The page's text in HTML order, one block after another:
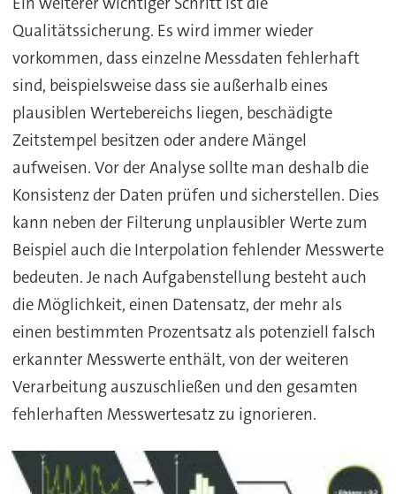
Qualitätssicherung. Es wird immer wieder
vorkommen, dass einzelne Messdaten fehlerhaft
sind, beispielsweise dass sie außerhalb eines
plausiblen Wertebereichs liegen, beschädigte
Zeitstempel besitzen oder andere Mängel
aufweisen. Vor der Analyse sollte man deshalb die
Konsistenz der Daten prüfen und sicherstellen. Dies
kann neben der Filterung unplausibler Werte zum
Beispiel auch die Interpolation fehlender Messwerte
bedeuten. Je nach Aufgabenstellung besteht auch
die Möglichkeit, einen Datensatz, der mehr als
einen bestimmten Prozentsatz als potenziell falsch
erkannter Messwerte enthält, von der weiteren
Verarbeitung auszuschließen und den gesamten
fehlerhaften Messwertesatz zu ignorieren.